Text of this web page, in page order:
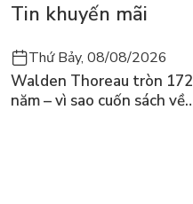
Tin khuyến mãi
Thứ Bảy, 08/08/2026
Walden Thoreau tròn 172
năm – vì sao cuốn sách về